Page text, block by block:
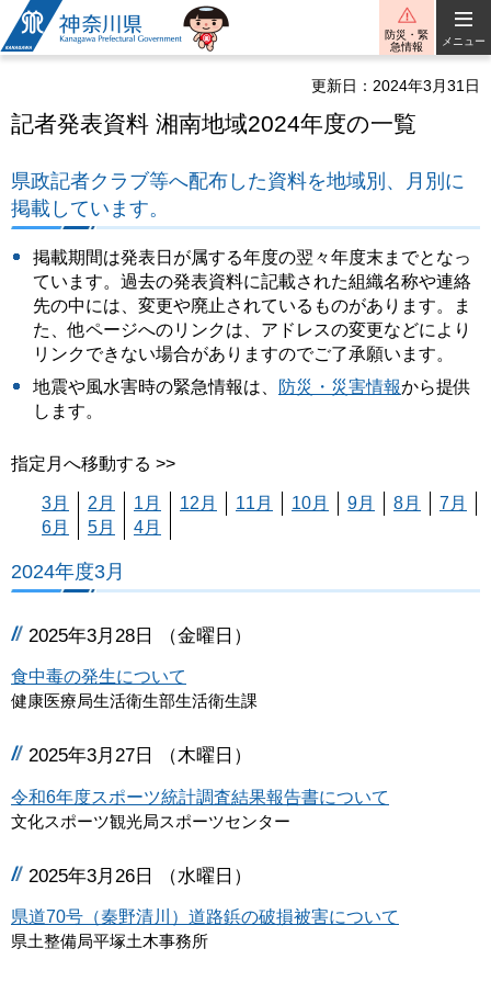
神奈川県
防災・緊
急情報
メニュー
更新日：2024年3月31日
記者発表資料 湘南地域2024年度の一覧
県政記者クラブ等へ配布した資料を地域別、月別に
掲載しています。
掲載期間は発表日が属する年度の翌々年度末までとなっ
ています。過去の発表資料に記載された組織名称や連絡
先の中には、変更や廃止されているものがあります。ま
た、他ページへのリンクは、アドレスの変更などにより
リンクできない場合がありますのでご了承願います。
地震や風水害時の緊急情報は、
防災・災害情報から提供
します。
指定月へ移動する >>
3月 2月 1月 12月 11月 10月 9月 8月
7月
6月
5月 4月
2024年度3月
2025年3月28日 （金曜日）
食中毒の発生について
健康医療局生活衛生部生活衛生課
2025年3月27日 （木曜日）
令和6年度スポーツ統計調査結果報告書について
文化スポーツ観光局スポーツセンター
2025年3月26日 （水曜日）
県道70号（秦野清川）道路鋲の破損被害について
県土整備局平塚土木事務所